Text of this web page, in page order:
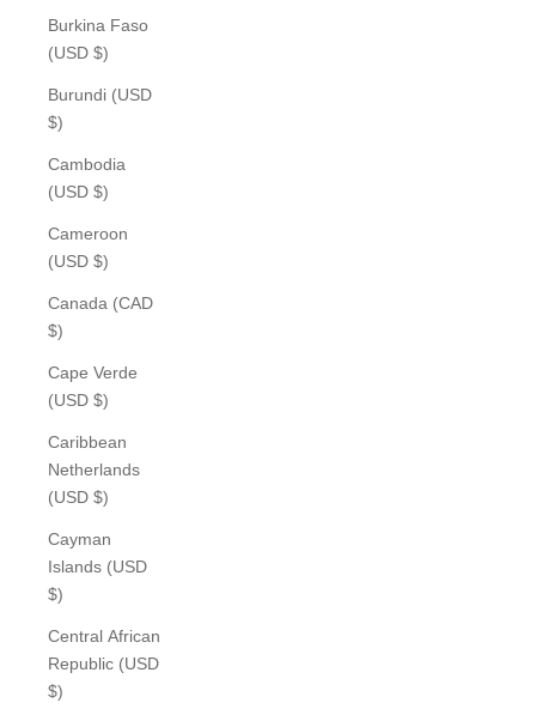
Burkina Faso
(USD $)
Burundi (USD
$)
Cambodia
(USD $)
Cameroon
(USD $)
Canada (CAD
$)
Cape Verde
(USD $)
Caribbean
Netherlands
(USD $)
Cayman
Islands (USD
$)
Central African
Republic (USD
$)